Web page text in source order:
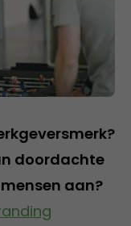
doordachte
aan?